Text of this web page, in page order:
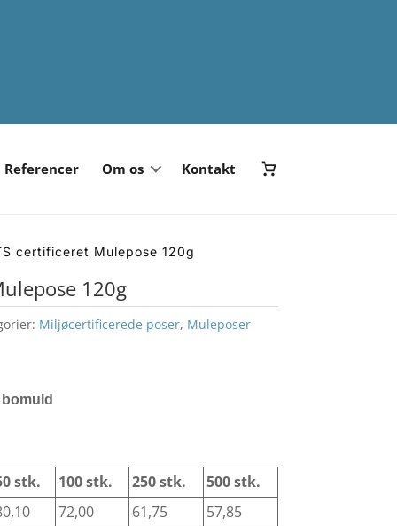
Referencer Om os Kontakt
certificeret Mulepose 120g
120g
Miljøcertificerede poser, Muleposer
stk. 100 stk. 250 stk.
500 stk.
72,00 61,75
57,85